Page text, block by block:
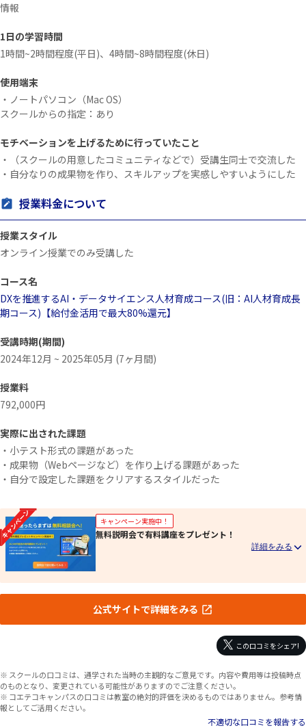
情報
1日の学習時間
1時間~2時間程度(平日)、4時間~8時間程度(休日)
使用端末
・ノートパソコン（Mac OS）
スクールからの指定：あり
モチベーションを上げるために行っていたこと
・（スクールの用意したコミュニティなどで）受講生同士で交流した
・自分なりの成果物を作り、スキルアップを実感しやすいようにした
授業料金について
授業スタイル
オンライン授業でのみ受講した
コース名
DXを推進するAI・データサイエンス人材育成コース(旧：AI人材育成長
期コース)【給付金活用で最大80%還元】
受講時期(期間)
2024年12月 ~ 2025年05月 (7ヶ月間)
授業料
792,000円
実際に出された課題
・小テスト形式の課題があった
・成果物（Webページなど）を作り上げる課題があった
・自分で設定した課題をクリアするスタイルだった
キャンペーン実施中！
無料説明会で有料講座をプレゼント！
公式サイトで詳細をみる
この口コミをシェア!
※ スクールの口コミは、通学された当時の主観的なご意見です。内容や費用等は投稿時点
のものとなり、変更されている可能性がありますのでご注意ください。
※ コエテコキャンパスの口コミは教室の絶対的評価を決めるものではありません。参考情
報としてご活用ください。
不適切な口コミを報告する